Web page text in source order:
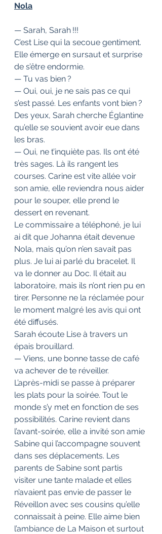
Nola
— Sarah, Sarah !!!
C’est Lise qui la secoue gentiment.
Elle émerge en sursaut et surprise
de s’être endormie.
— Tu vas bien ?
— Oui, oui, je ne sais pas ce qui
s’est passé. Les enfants vont bien ?
Des yeux, Sarah cherche Églantine
qu’elle se souvient avoir eue dans
les bras.
— Oui, ne t’inquiète pas. Ils ont été
très sages. Là ils rangent les
courses. Carine est vite allée voir
son amie, elle reviendra nous aider
pour le souper, elle prend le
dessert en revenant.
Le commissaire a téléphoné, je lui
ai dit que Johanna était devenue
Nola, mais qu’on n’en savait pas
plus. Je lui ai parlé du bracelet. Il
va le donner au Doc. Il était au
laboratoire, mais ils n’ont rien pu en
tirer. Personne ne la réclamée pour
le moment malgré les avis qui ont
été diffusés.
Sarah écoute Lise à travers un
épais brouillard.
— Viens, une bonne tasse de café
va achever de te réveiller.
L’après-midi se passe à préparer
les plats pour la soirée. Tout le
monde s’y met en fonction de ses
possibilités. Carine revient dans
l’avant-soirée, elle a invité son amie
Sabine qui l’accompagne souvent
dans ses déplacements. Les
parents de Sabine sont partis
visiter une tante malade et elles
n’avaient pas envie de passer le
Réveillon avec ses cousins qu’elle
connaissait à peine. Elle aime bien
l’ambiance de La Maison et surtout